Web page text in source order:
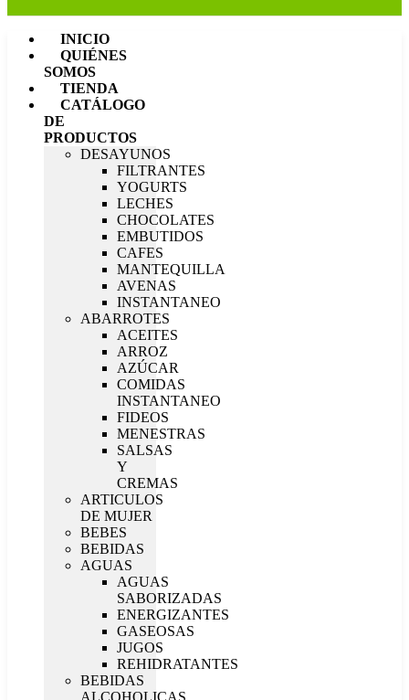
INICIO
QUIÉNES
SOMOS
TIENDA
CATÁLOGO
DE
PRODUCTOS
DESAYUNOS
FILTRANTES
YOGURTS
LECHES
CHOCOLATES
EMBUTIDOS
CAFES
MANTEQUILLA
AVENAS
INSTANTANEO
ABARROTES
ACEITES
ARROZ
AZÚCAR
COMIDAS
INSTANTANEO
FIDEOS
MENESTRAS
SALSAS
Y
CREMAS
ARTICULOS
DE MUJER
BEBES
BEBIDAS
AGUAS
AGUAS
SABORIZADAS
ENERGIZANTES
GASEOSAS
JUGOS
REHIDRATANTES
BEBIDAS
ALCOHOLICAS